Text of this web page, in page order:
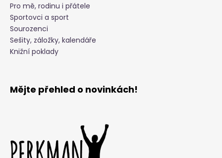
Pro mě, rodinu i přátele
Sportovci a sport
Sourozenci
Sešity, záložky, kalendáře
Knižní poklady
Mějte přehled o novinkách!